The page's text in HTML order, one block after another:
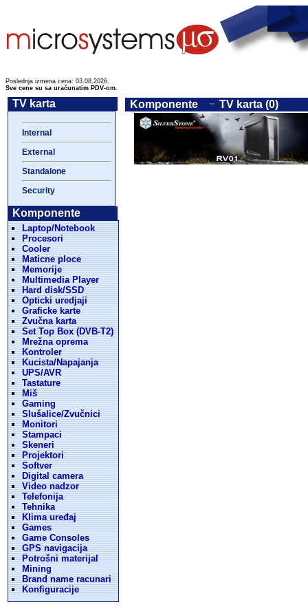
Poslednja izmena cena: 03.08.2026.
Sve cene su sa uračunatim PDV-om.
TV karta
Internal
External
Standalone
Security
Komponente
Laptop/Notebook
Procesori
Cooler
Maticne ploce
Memorije
Multimedia Player
Hard disk/SSD
Opticki uredjaji
Graficke karte
Zvučna karta
Set Top Box (DVB-T2)
Mrežna oprema
Kontroler
Kucista/Napajanja
UPS/AVR
Tastature
Miš
Gaming
Slušalice/Zvučnici
Monitori
Stampaci
Skeneri
Projektori
Softver
Digital camera
Video nadzor
Telefonija
Tehnika
Klima uređaj
Games
Game Consoles
GPS navigacija
Potrošni materijal
Mining
Brand name racunari
Konfiguracije
Komponente TV karta (0)